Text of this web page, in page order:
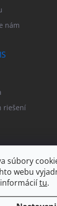
súbory
webu
tu.
nám
riešení